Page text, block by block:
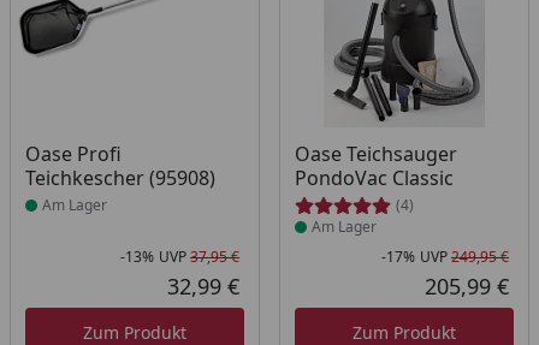
Oase Profi
Teichkescher (95908)
Produkt am Lager
Am Lager
Rabatt in Prozent
-13%
Ursprünglicher Preis
UVP37,95 €
Aktueller Preis
32,99 €
Zum Produkt
Oase Teichsauger
PondoVac Classic
(4)
Produkt am Lager
Am Lager
-17% UVP249,95 €
205,99 €
Zum Produkt